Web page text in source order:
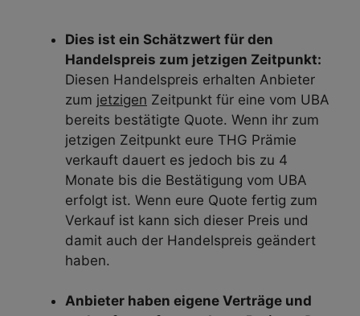
Dies ist ein Schätzwert für den
Handelspreis zum jetzigen Zeitpunkt:
Diesen Handelspreis erhalten Anbieter
zum jetzigen Zeitpunkt für eine vom UBA
bereits bestätigte Quote. Wenn ihr zum
jetzigen Zeitpunkt eure THG Prämie
verkauft dauert es jedoch bis zu 4
Monate bis die Bestätigung vom UBA
erfolgt ist. Wenn eure Quote fertig zum
Verkauf ist kann sich dieser Preis und
damit auch der Handelspreis geändert
haben.
Anbieter haben eigene Verträge und